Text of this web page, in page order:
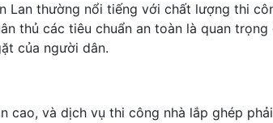
Lan thường nổi tiếng với chất lượng thi
thủ các tiêu chuẩn an toàn là quan trọng
của người dân.
cao, và dịch vụ thi công nhà lắp ghép